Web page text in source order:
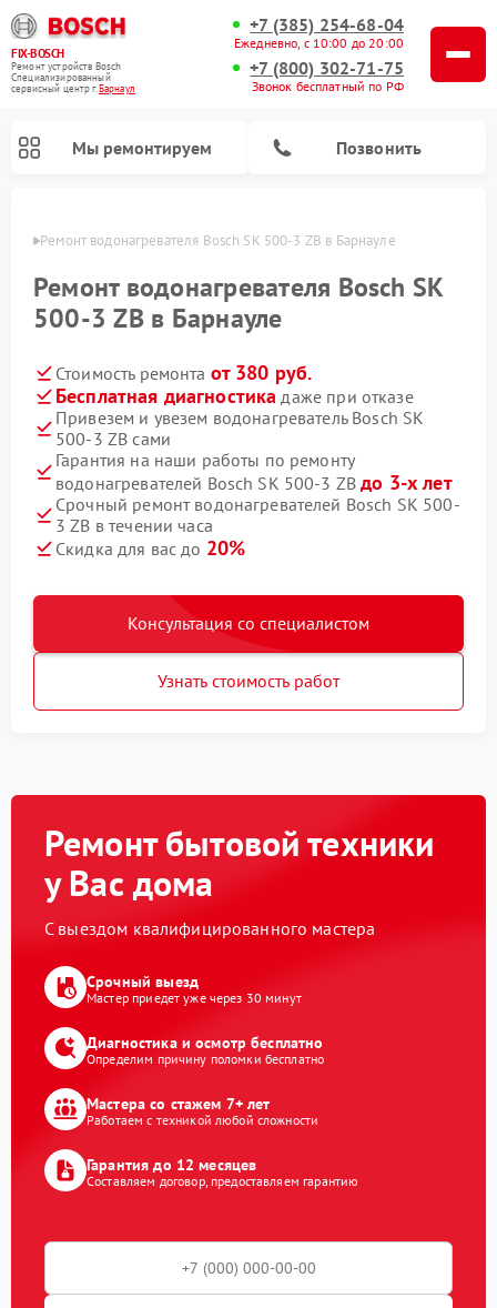
FIX-BOSCH
Ремонт устройств Bosch
Специализированный
cервисный центр г.Барнаул
+7 (385) 254-68-04
Ежедневно, с 10:00 до 20:00
+7 (800) 302-71-75
Звонок бесплатный по РФ
Мы ремонтируем Позвонить
Ремонт водонагревателя Bosch SK 500-3 ZB в Барнауле
Ремонт водонагревателя Bosch SK
500-3 ZB в Барнауле
Стоимость ремонта от 380 руб.
Бесплатная диагностика даже при отказе
Привезем и увезем водонагреватель Bosch SK
500-3 ZB сами
Гарантия на наши работы по ремонту
водонагревателей Bosch SK 500-3 ZBдо 3-х лет
Срочный ремонт водонагревателей Bosch SK 500-
3 ZB в течении часа
Скидка для вас до 20%
Консультация со специалистом
Узнать стоимость работ
Ремонт бытовой техники
у Вас дома
С выездом квалифицированного мастера
Срочный выезд
Мастер приедет уже через 30 минут
Диагностика и осмотр бесплатно
Определим причину поломки бесплатно
Мастера со стажем 7+ лет
Работаем с техникой любой сложности
Гарантия до 12 месяцев
Составляем договор, предоставляем гарантию